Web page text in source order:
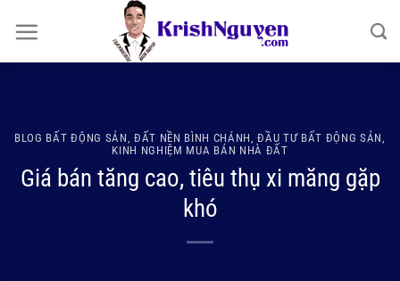
qua
nội
BLOG BẤT ĐỘNG SẢN ĐẤT NỀN BÌNH CHÁNH ,ĐẦU TƯ BẤT ĐỘNG SẢN
KINH NGHIỆM MUA BÁN NHÀ ĐẤT
Giá bán tăng cao, tiêu thụ xi măng gặp
khó